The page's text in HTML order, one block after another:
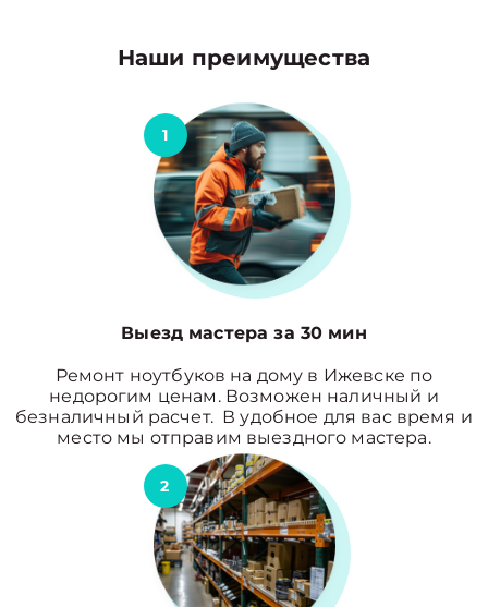
Наши преимущества
1
Выезд мастера за 30 мин
Ремонт ноутбуков на дому в Ижевске по
недорогим ценам. Возможен наличный и
безналичный расчет. В удобное для вас время и
место мы отправим выездного мастера.
2